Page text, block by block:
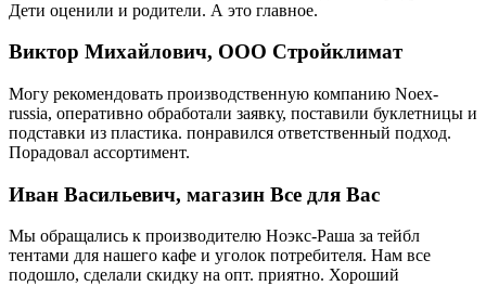
Дети оценили и родители. А это главное.
Виктор Михайлович, ООО Стройклимат
Могу рекомендовать производственную компанию Noex-
russia, оперативно обработали заявку, поставили буклетницы и
подставки из пластика. понравился ответственный подход.
Порадовал ассортимент.
Иван Васильевич, магазин Все для Вас
Мы обращались к производителю Ноэкс-Раша за тейбл
тентами для нашего кафе и уголок потребителя. Нам все
подошло, сделали скидку на опт. приятно. Хороший